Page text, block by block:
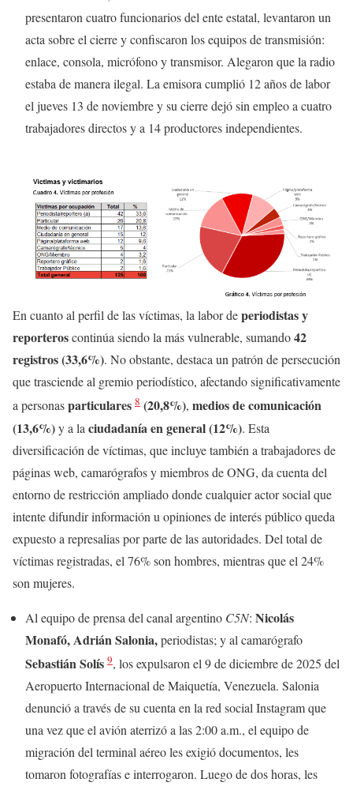
presentaron cuatro funcionarios del ente estatal, levantaron un
acta sobre el cierre y confiscaron los equipos de transmisión:
enlace, consola, micrófono y transmisor. Alegaron que la radio
estaba de manera ilegal. La emisora cumplió 12 años de labor
el jueves 13 de noviembre y su cierre dejó sin empleo a cuatro
trabajadores directos y a 14 productores independientes.
En cuanto al perfil de las víctimas, la labor deperiodistas y
reporteroscontinúa siendo la más vulnerable, sumando42
registros (33,6%). No obstante, destaca un patrón de persecución
que trasciende al gremio periodístico, afectando significativamente
a personasparticulares 8 (20,8%), medios de comunicación
(13,6%)y a la ciudadanía en general (12%). Esta
diversificación de víctimas, que incluye también a trabajadores de
páginas web, camarógrafos y miembros de ONG, da cuenta del
entorno de restricción ampliado donde cualquier actor social que
intente difundir información u opiniones de interés público queda
expuesto a represalias por parte de las autoridades. Del total de
víctimas registradas, el 76% son hombres, mientras que el 24%
son mujeres.
Al equipo de prensa del canal argentino C5N: Nicolás
Monafó, Adrián Salonia,periodistas; y al camarógrafo
Sebastián Solís 9, los expulsaron el 9 de diciembre de 2025 del
Aeropuerto Internacional de Maiquetía, Venezuela. Salonia
denunció a través de su cuenta en la red social Instagram que
una vez que el avión aterrizó a las 2:00 a.m., el equipo de
migración del terminal aéreo les exigió documentos, les
tomaron fotografías e interrogaron. Luego de dos horas, les